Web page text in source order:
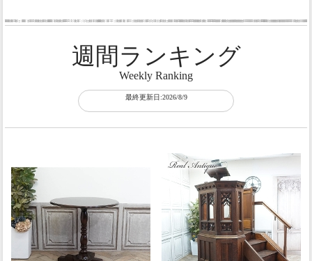
週間ランキング
Weekly Ranking
最終更新日:2026/8/9